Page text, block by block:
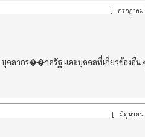
[ กรกฏาค
บุคลากร��าครัฐ และบุคคลที่เกี่ยวข้องอื่น
[ มิถุนายน